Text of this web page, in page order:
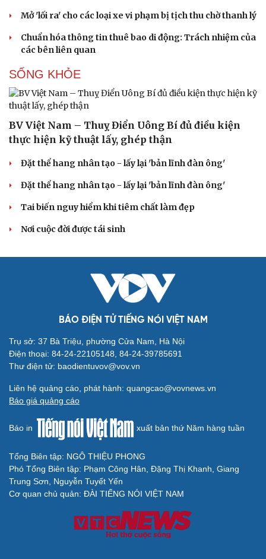
Săn Tour
Câu chuyện thời sự
Cải chính
Mở 'lối ra' cho các loại xe vi phạm bị tịch thu chờ thanh lý
Chuẩn hóa thông tin thuê bao di động: Trách nhiệm của
các bên liên quan
SỐNG KHỎE
BV Việt Nam – Thuỵ Điển Uông Bí đủ điều kiện
thực hiện kỹ thuật lấy, ghép thận
Đặt thể hang nhân tạo - lấy lại 'bản lĩnh đàn ông'
Đặt thể hang nhân tạo - lấy lại 'bản lĩnh đàn ông'
Tai biến nguy hiểm khi tiêm chất làm đẹp
Nơi cuộc đời được tái sinh
BÁO ĐIỆN TỬ TIẾNG NÓI VIỆT NAM
Trụ sở: 37 Bà Triệu, phường Cửa Nam, Hà Nội
Điện thoại: 84-24-22105148, 84-24-39785691
Thư điện tử: baodientuvov@vov.vn
Liên hệ quảng cáo, phát hành: quangcao@vovnews.vn
Báo giá quảng cáo
Báo in xuất bản thứ Năm hàng tuần
Tổng Biên tập: NGÔ THIỆU PHONG
Phó Tổng Biên tập: Phạm Công Hân, Đặng Thị Khanh, Giang
Trung Sơn, Nguyễn Tuyết Yến
Cơ quan chủ quản: ĐÀI TIẾNG NÓI VIỆT NAM